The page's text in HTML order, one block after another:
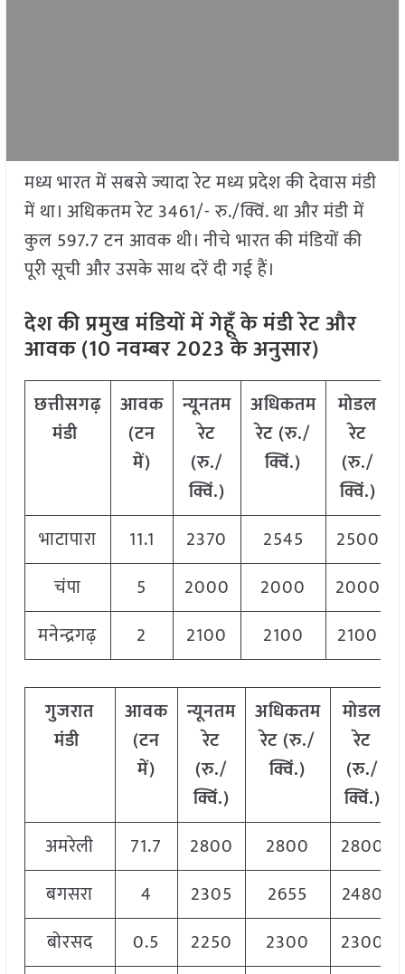
मध्य भारत में सबसे ज्यादा रेट मध्य प्रदेश की देवास मंडी
में था। अधिकतम रेट 3461/- रु./क्विं. था और मंडी में
कुल 597.7 टन आवक थी। नीचे भारत की मंडियों की
पूरी सूची और उसके साथ दरें दी गई हैं।
देश की प्रमुख मंडियों में गेहूँ के मंडी रेट और
आवक (10 नवम्बर 2023 के अनुसार)
छत्तीसगढ़
मंडी
आवक
(टन
में)
न्यूनतम
रेट
(रु./
क्विं.)
अधिकतम
रेट (रु./
क्विं.)
मोडल
रेट
(रु./
क्विं.)
भाटापारा
11.1 2370 2545
2500
चंपा
5 2000 2000
2000
मनेन्द्रगढ़
2 2100 2100 2100
गुजरात
मंडी
आवक
(टन
में)
न्यूनतम
रेट
(रु./
क्विं.)
अधिकतम
रेट (रु./
क्विं.)
मोडल
रेट
(रु./
क्विं.)
अमरेली
71.7 2800 2800
2800
बगसरा
4 2305 2655
2480
बोरसद
0.5 2250 2300
2300